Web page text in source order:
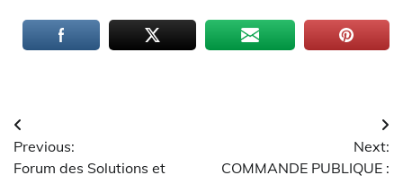
Navigation
de
Previous:
Forum des Solutions et
Next:
COMMANDE PUBLIQUE :